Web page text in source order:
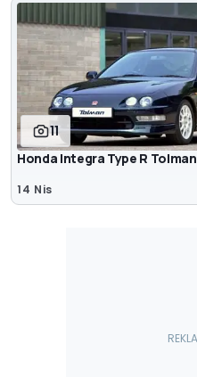
11
Honda Integra Type R Tolman
14 Nis